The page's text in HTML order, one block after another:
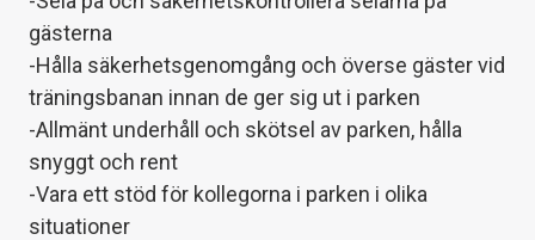
gästerna
-Hålla säkerhetsgenomgång och överse gäster vid
träningsbanan innan de ger sig ut i parken
-Allmänt underhåll och skötsel av parken, hålla
snyggt och rent
-Vara ett stöd för kollegorna i parken i olika
situationer